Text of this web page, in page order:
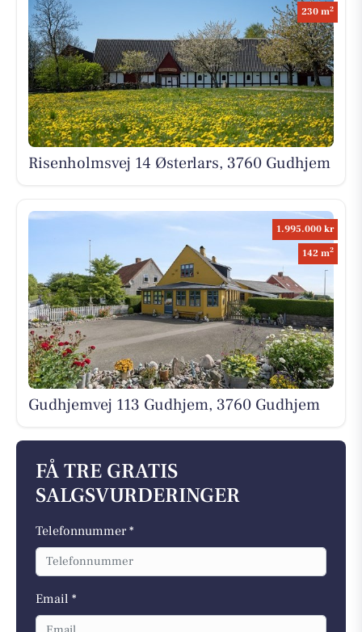
230 m2
Risenholmsvej 14 Østerlars, 3760 Gudhjem
1.995.000 kr
142 m2
Gudhjemvej 113 Gudhjem, 3760 Gudhjem
FÅ TRE GRATIS
SALGSVURDERINGER
Telefonnummer *
Email *